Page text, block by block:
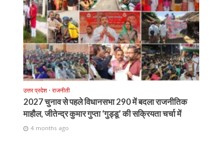
उत्तर प्रदेश • राजनीती
2027 चुनाव से पहले विधानसभा 290 में बदला राजनीतिक
माहौल, जीतेन्द्र कुमार गुप्ता ‘गुड्डू’ की सक्रियता चर्चा में
4 months ago